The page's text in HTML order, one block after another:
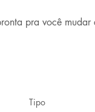
pra você
Tipo